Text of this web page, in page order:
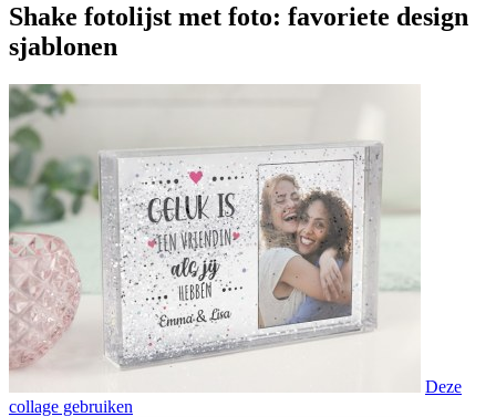
Shake fotolijst met foto: favoriete design
sjablonen
Deze
collage gebruiken